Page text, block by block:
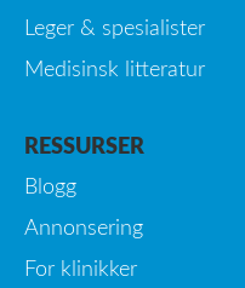
Leger & spesialister
Medisinsk litteratur
RESSURSER
Blogg
Annonsering
For klinikker